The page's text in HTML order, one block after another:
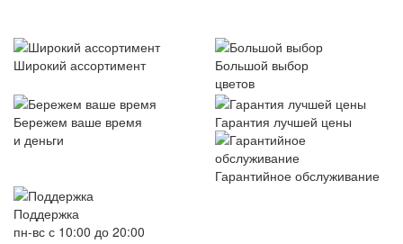
Широкий ассортимент
Большой выбор
цветов
Бережем ваше время
и деньги
Гарантия лучшей цены
Гарантийное обслуживание
Поддержка
пн-вс с 10:00 до 20:00